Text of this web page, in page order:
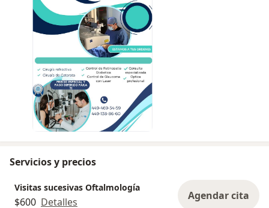
Servicios y precios
Visitas sucesivas Oftalmología
$600 Detalles Agendar cita